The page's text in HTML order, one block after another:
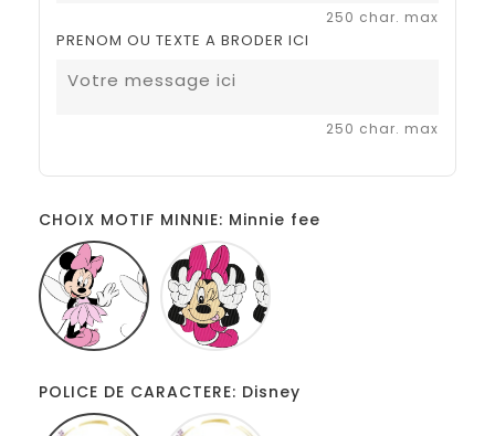
250 char. max
PRENOM OU TEXTE A BRODER ICI
250 char. max
CHOIX MOTIF MINNIE: Minnie fee
Minnie
fee
la
langue
POLICE DE CARACTERE: Disney
Disney